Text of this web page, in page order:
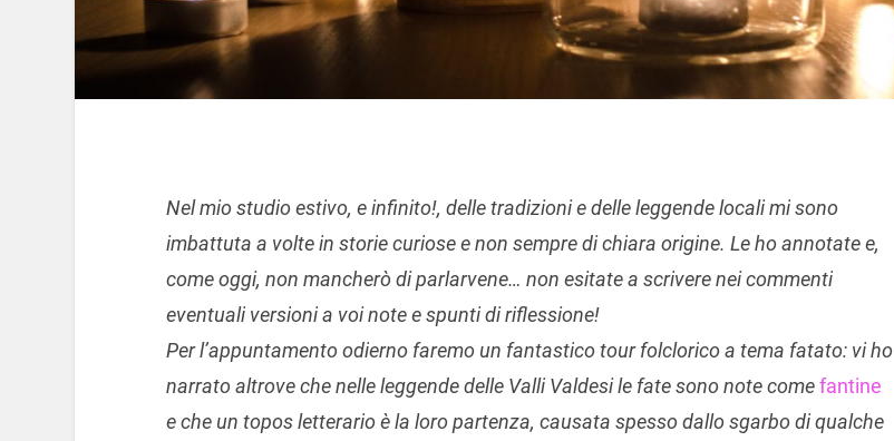
Nel mio studio estivo, e infinito!, delle tradizioni e delle leggende locali mi sono
imbattuta a volte in storie curiose e non sempre di chiara origine. Le ho annotate e,
come oggi, non mancherò di parlarvene… non esitate a scrivere nei commenti
eventuali versioni a voi note e spunti di riflessione!
Per l’appuntamento odierno faremo un fantastico tour folclorico a tema fatato: vi ho
narrato altrove che nelle leggende delle Valli Valdesi le fate sono note comefantine
e che un topos letterario è la loro partenza, causata spesso dallo sgarbo di qualche